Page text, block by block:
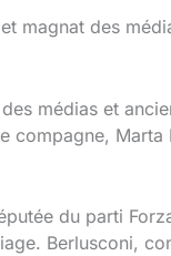
magnat des
médias et
compagne,
du parti
Berlusconi,